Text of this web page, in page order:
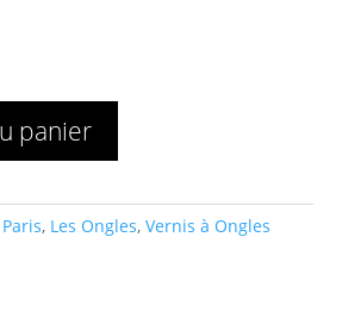
panier
, Les Ongles, Vernis à Ongles